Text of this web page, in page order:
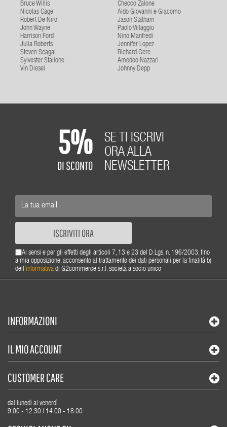
Bruce Willis
Checco Zalone
Nicolas Cage
Aldo Giovanni e Giacomo
Robert De Niro
Jason Statham
John Wayne
Paolo Villaggio
Harrison Ford
Nino Manfredi
Julia Roberts
Jennifer Lopez
Steven Seagal
Richard Gere
Sylvester Stallone
Amedeo Nazzari
Vin Diesel
Johnny Depp
5%
DI SCONTO
SE TI ISCRIVI
ORA ALLA
NEWSLETTER
ISCRIVITI ORA
Ai sensi e per gli effetti degli articoli 7, 13 e 23 del D.Lgs. n. 196/2003, fino
a mia opposizione, acconsento al trattamento dei dati personali per la finalità b)
dell'informativa di G2commerce s.r.l. società a socio unico
INFORMAZIONI
IL MIO ACCOUNT
CUSTOMER CARE
dal lunedì al venerdì
9.00 - 12.30 | 14.00 - 18.00